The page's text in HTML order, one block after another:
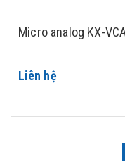
Micro analog KX-
Liên hệ